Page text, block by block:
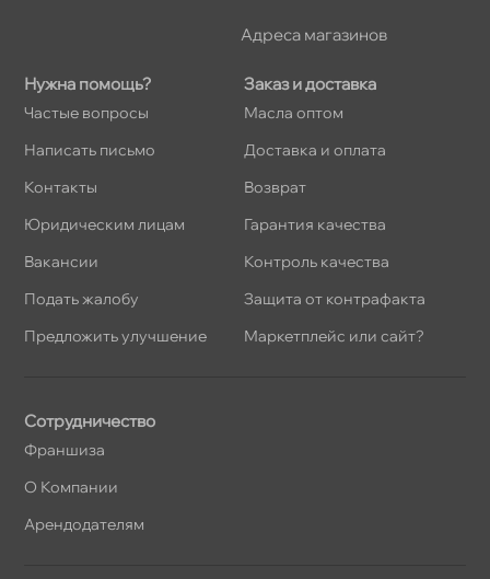
Нужна помощь?
Частые вопросы
Написать письмо
Контакты
Юридическим лицам
акансии
Подать жалобу
Предложить улучшение
Заказ и доставка
Масла оптом
Доставка и оплата
озврат
Гарантия качества
Контроль качества
Защита от контрафакта
Маркетплейс или сайт?
Сотрудничество
Франшиза
О Компании
Арендодателям
Адреса магазино